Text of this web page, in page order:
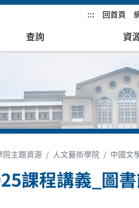
::: 回首頁
查詢 資
院主題資源 人文藝術學院 中國文
課程講義_圖